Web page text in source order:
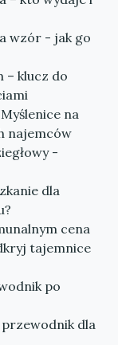
wzór - jak go
– klucz do
na
najemców
-
dla
cena
tajemnice
po
dla